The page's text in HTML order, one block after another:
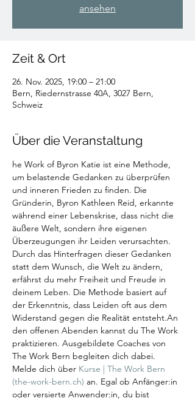
ansehen
Zeit & Ort
26. Nov. 2025, 19:00 – 21:00
Bern, Riedernstrasse 40A, 3027 Bern,
Schweiz
Über die Veranstaltung
he Work of Byron Katie ist eine Methode,
um belastende Gedanken zu überprüfen
und inneren Frieden zu finden. Die
Gründerin, Byron Kathleen Reid, erkannte
während einer Lebenskrise, dass nicht die
äußere Welt, sondern ihre eigenen
Überzeugungen ihr Leiden verursachten.
Durch das Hinterfragen dieser Gedanken
statt dem Wunsch, die Welt zu ändern,
erfährst du mehr Freiheit und Freude in
deinem Leben. Die Methode basiert auf
der Erkenntnis, dass Leiden oft aus dem
Widerstand gegen die Realität entsteht.An
den offenen Abenden kannst du The Work
praktizieren. Ausgebildete Coaches von
The Work Bern begleiten dich dabei.
Melde dich über Kurse | The Work Bern
(the-work-bern.ch) an. Egal ob Anfänger:in
oder versierte Anwender:in, du bist